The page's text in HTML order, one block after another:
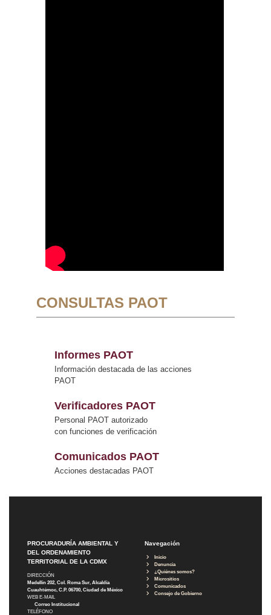
CONSULTAS PAOT
Informes PAOT
Información destacada de las acciones
PAOT
Verificadores PAOT
Personal PAOT autorizado
con funciones de verificación
Comunicados PAOT
Acciones destacadas PAOT
PROCURADURÍA AMBIENTAL Y
DEL ORDENAMIENTO
TERRITORIAL DE LA CDMX
DIRECCIÓN
Medellín 202, Col. Roma Sur, Alcaldía
Cuauhtémoc, C.P. 06700, Ciudad de México
WEB E-MAIL
Correo Institucional
TELÉFONO
Navegación
Inicio
Denuncia
¿Quiénes somos?
Micrositios
Comunicados
Consejo de Gobierno